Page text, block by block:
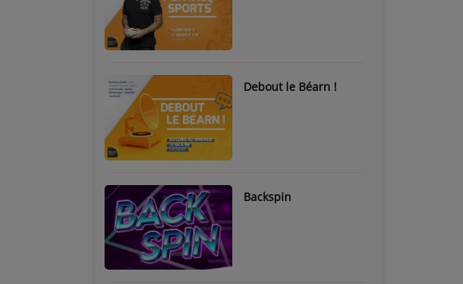
Debout le Béarn !
Backspin